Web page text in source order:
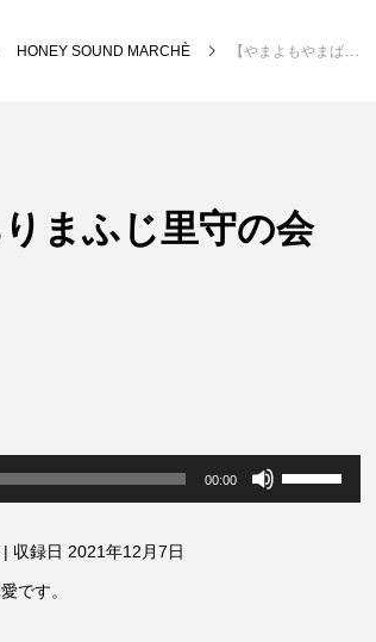
校区すみからすみまで
【校区すみからすみまで】3月16
日（土）三田市立 高平小学校
HONEY SOUND MARCHÈ 【やまよもやまばなし】ありまふじ里守の会 代表 吉田さん
りまふじ里守の会
00:00
リ
| 収録日 2021年12月7日
です。